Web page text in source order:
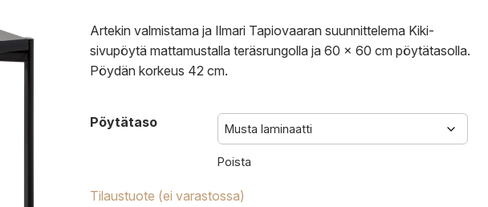
Artekin valmistama ja Ilmari Tapiovaaran suunnittelema Kiki-
sivupöytä mattamustalla teräsrungolla ja 60 x 60 cm pöytätasolla.
Pöydän korkeus 42 cm.
Pöytätaso
Poista
Tilaustuote (ei varastossa)